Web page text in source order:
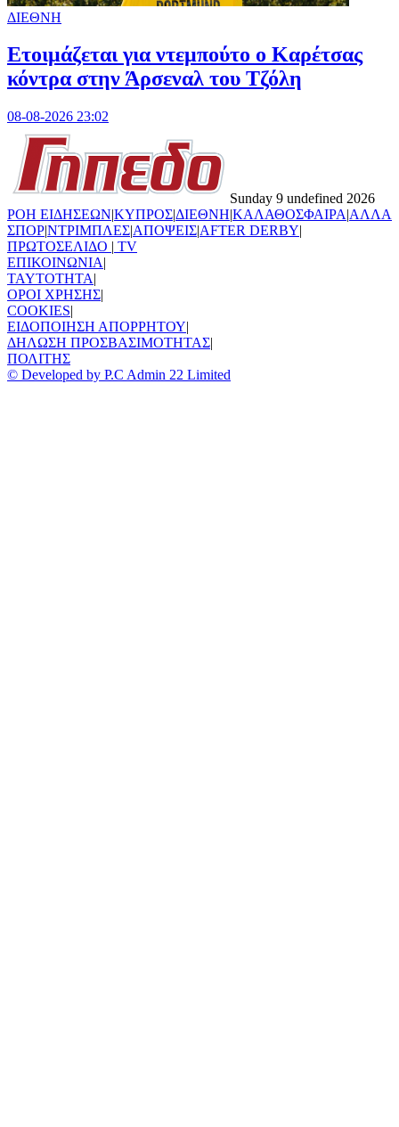
ΔΙΕΘΝΗ
Ετοιμάζεται για ντεμπούτο ο Καρέτσας
κόντρα στην Άρσεναλ του Τζόλη
08-08-2026 23:02
Sunday 9 undefined 2026
ΡΟΗ ΕΙΔΗΣΕΩΝ|ΚΥΠΡΟΣ|ΔΙΕΘΝΗ|ΚΑΛΑΘΟΣΦΑΙΡΑ|ΑΛΛΑ
ΣΠΟΡ|ΝΤΡΙΜΠΛΕΣ|ΑΠΟΨΕΙΣ|AFTER DERBY|
ΠΡΩΤΟΣΕΛΙΔΟ | TV
ΕΠΙΚΟΙΝΩΝΙΑ|
TAYTOTHTA|
ΟΡΟΙ ΧΡΗΣΗΣ|
COOKIES|
ΕΙΔΟΠΟΙΗΣΗ ΑΠΟΡΡΗΤΟΥ|
ΔΗΛΩΣΗ ΠΡΟΣΒΑΣΙΜΟΤΗΤΑΣ|
ΠΟΛΙΤΗΣ
© Developed by P.C Admin 22 Limited